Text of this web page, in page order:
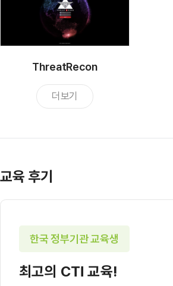
ThreatRecon
더보기
교육 후기
한국 정부기관 교육생
최고의 CTI 교육!